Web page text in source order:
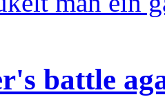
battle